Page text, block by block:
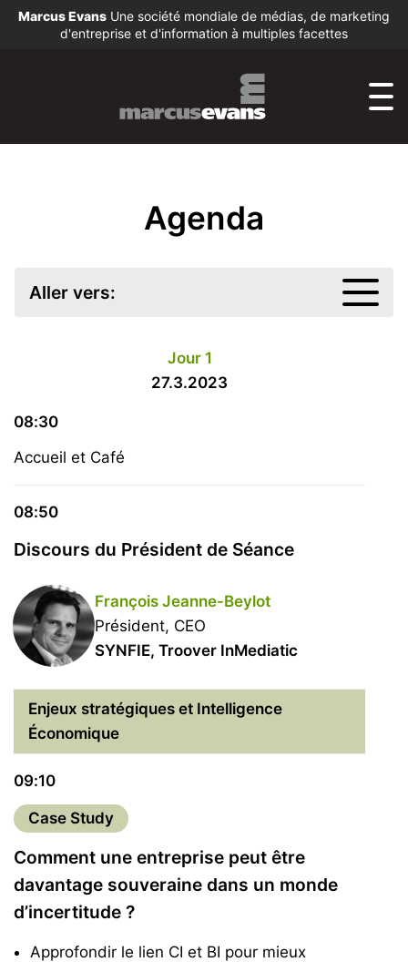
Marcus Evans Une société mondiale de médias, de marketing
d'entreprise et d'information à multiples facettes
Agenda
Aller vers:
Jour 1
27.3.2023
08:30
Accueil et Café
08:50
Discours du Président de Séance
François Jeanne-Beylot
Président, CEO
SYNFIE, Troover InMediatic
Enjeux stratégiques et Intelligence
Économique
09:10
Case Study
Comment une entreprise peut être
davantage souveraine dans un monde
d’incertitude ?
Approfondir le lien CI et BI pour mieux